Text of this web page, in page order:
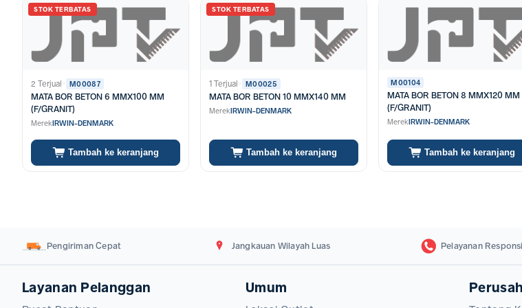
Mata bor Irwin dibuat dari formulasi baja HSS premium yang memiliki ketahanan termal tinggi, sehingga struktur
STOK TERBATAS
2 Terjual· M00087
MATA BOR BETON 6 MMX100 MM
(F/GRANIT)
MerekIRWIN-DENMARK
Tambah ke keranjang
STOK TERBATAS
1 Terjual· M00025
MATA BOR BETON 10 MMX140 MM
MerekIRWIN-DENMARK
Tambah ke keranjang
M00104
MATA BOR BETON 8 MMX120 MM
(F/GRANIT)
MerekIRWIN-DENMARK
Tambah ke keranjang
Pengiriman Cepat Jangkauan Wilayah Luas Pelayanan
Layanan Pelanggan Umum